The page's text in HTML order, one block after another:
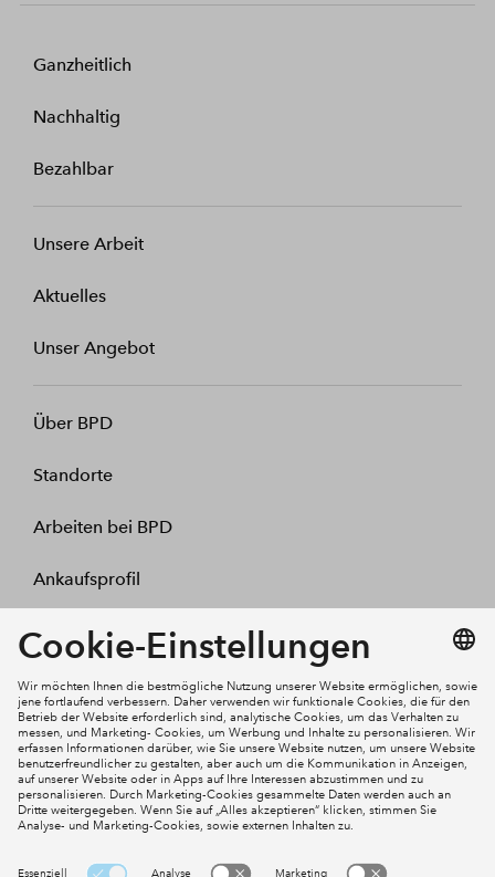
Ganzheitlich
Nachhaltig
Bezahlbar
Unsere Arbeit
Aktuelles
Unser Angebot
Über BPD
Standorte
Arbeiten bei BPD
Ankaufsprofil
Kontakt
Mein Konto
Social Media